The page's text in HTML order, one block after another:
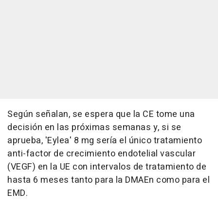
Según señalan, se espera que la CE tome una
decisión en las próximas semanas y, si se
aprueba, 'Eylea' 8 mg sería el único tratamiento
anti-factor de crecimiento endotelial vascular
(VEGF) en la UE con intervalos de tratamiento de
hasta 6 meses tanto para la DMAEn como para el
EMD.